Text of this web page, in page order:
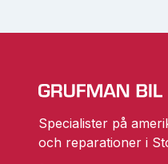
Specialister på
och reparationer i